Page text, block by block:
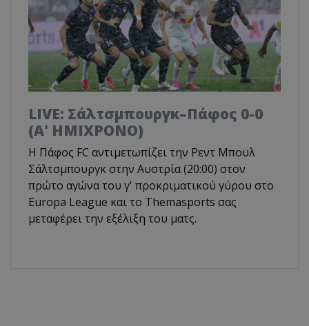
LIVE: Σάλτσμπουργκ–Πάφος 0-0
(Α' ΗΜΙΧΡΟΝΟ)
Η Πάφος FC αντιμετωπίζει την Ρεντ Μπουλ
Σάλτσμπουργκ στην Αυστρία (20:00) στον
πρώτο αγώνα του γ' προκριματικού γύρου στο
Europa League και το Τhemasports σας
μεταφέρει την εξέλιξη του ματς.